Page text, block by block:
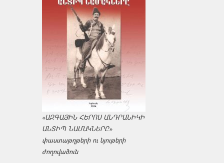
«ԱԶԳԱՅԻՆ ՀԵՐՈՍ ԱՆԴՐԱՆԻԿԻ
ԱՆՏԻՊ ՆԱՄԱԿՆԵՐԸ»
փաստաթղթերի ու նյութերի
ժողովածուն